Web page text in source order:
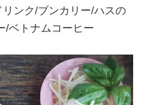
リンク/ブンカリー/ハスの
/ベトナムコーヒー